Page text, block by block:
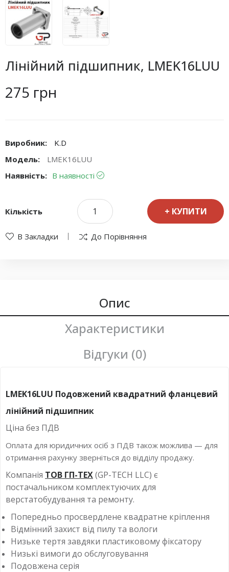
Лінійний підшипник, LMEK16LUU
275 грн
Виробник:
K.D
Модель:
LMEK16LUU
Наявність: В наявності
Кількість КУПИТИ
В Закладки До Порівняння
Опис
Характеристики
Відгуки (0)
LMEK16LUU Подовжений квадратний фланцевий
лінійний підшипник
Ціна без ПДВ
Оплата для юридичних осіб з ПДВ також можлива — для
отримання рахунку зверніться до відділу продажу.
Компанія ТОВ ГП-ТЕХ(GP-TECH LLC) є
постачальником комплектуючих для
верстатобудування та ремонту.
Попередньо просвердлене квадратне кріплення
Відмінний захист від пилу та вологи
Низьке тертя завдяки пластиковому фіксатору
Низькі вимоги до обслуговування
Подовжена серія